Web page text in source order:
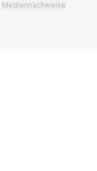
Mediennachweise